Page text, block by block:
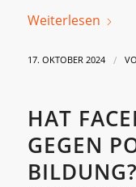
Weiterlesen
17. OKTOBER 2024 /
HAT
GEGEN
BILDUNG?